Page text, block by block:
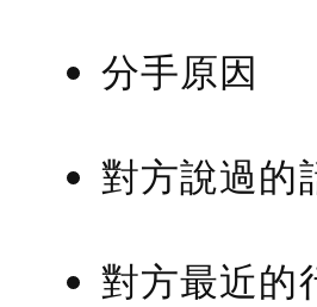
分手原因
對方說過的
對方最近的